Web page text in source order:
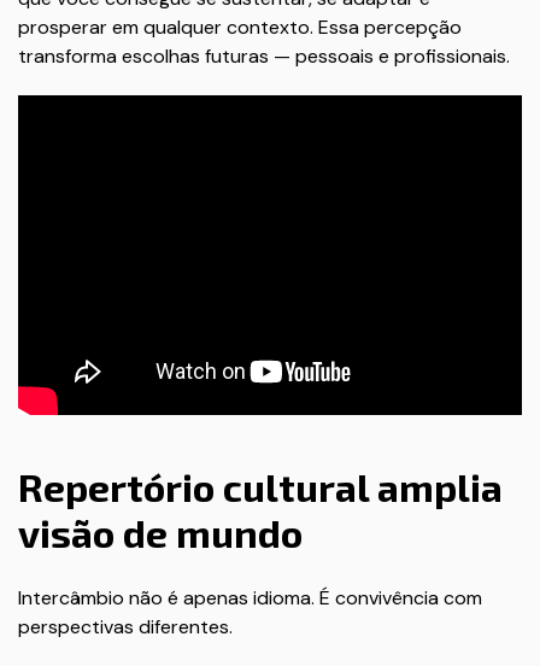
prosperar em qualquer contexto. Essa percepção
transforma escolhas futuras — pessoais e profissionais.
Repertório cultural amplia
visão de mundo
Intercâmbio não é apenas idioma. É convivência com
perspectivas diferentes.